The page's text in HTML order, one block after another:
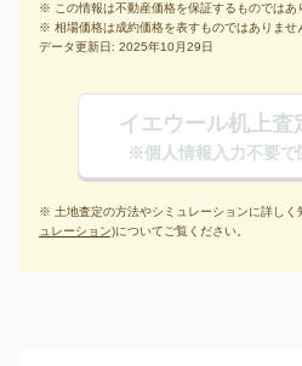
※ この情報は不動産価格を保証するものではあ
※ 相場価格は成約価格を表すものではありませ
データ更新日: 2025年10月29日
イエウール机上査
※個人情報入力不要で
※ 土地査定の方法やシミュレーションに詳しく
ュレーション)についてご覧ください。